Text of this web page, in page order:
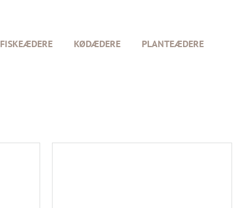
FISKEÆDERE KØDÆDERE PLANTEÆDERE